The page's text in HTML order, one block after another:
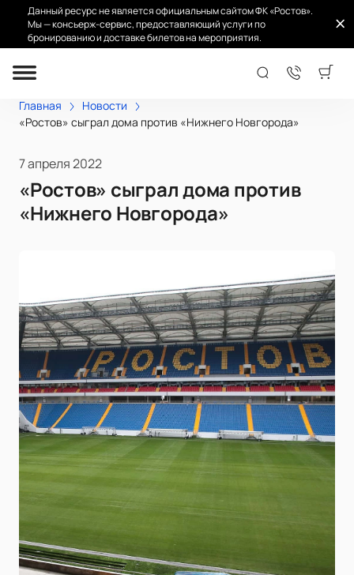
Данный ресурс не является официальным сайтом ФК «Ростов».
Мы — консьерж-сервис, предоставляющий услуги по
бронированию и доставке билетов на мероприятия.
Главная
Новости
«Ростов» сыграл дома против «Нижнего Новгорода»
7 апреля 2022
«Ростов» сыграл дома против
«Нижнего Новгорода»